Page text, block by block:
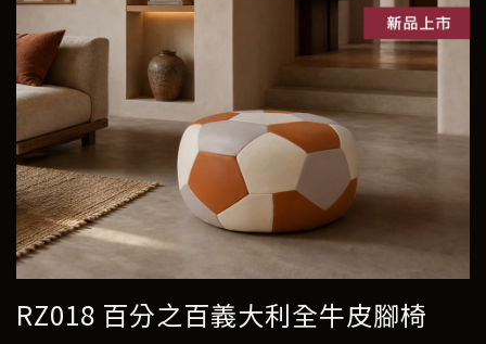
RZ018 百分之百義大利全牛皮腳椅